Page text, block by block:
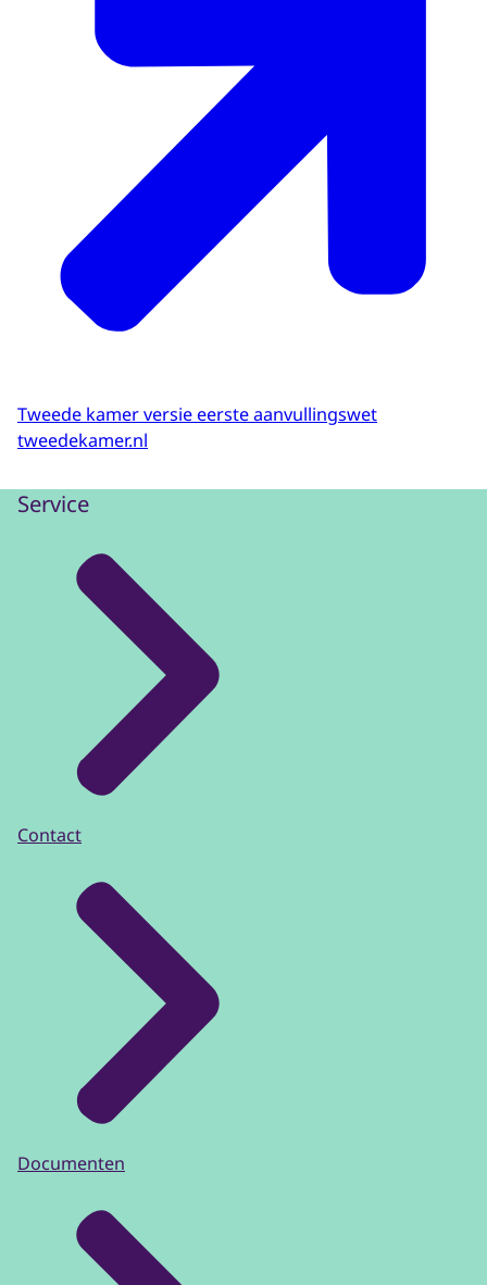
Tweede kamer versie eerste aanvullingswet
tweedekamer.nl
Service
Contact
Documenten